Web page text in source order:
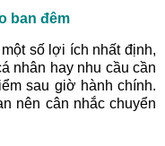
ban đêm
số lợi ích nhất định,
nhân hay nhu cầu cần
sau giờ hành chính.
nên cân nhắc chuyển